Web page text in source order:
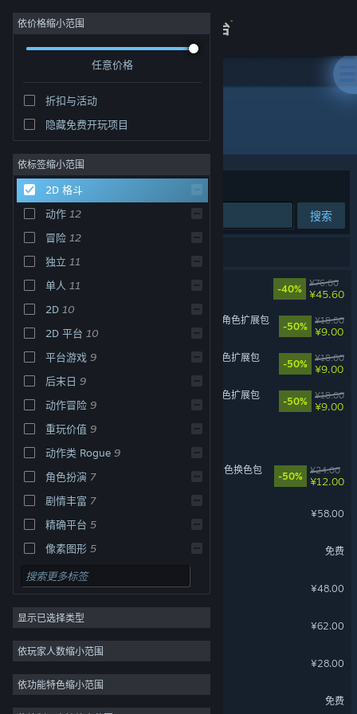
登录
关于
客服
查看桌面版网站
关于蒸汽平台|退款政策
不良内容举报投诉|侵权投诉
微博 微信
依价格缩小范围
任意价格
折扣与活动
隐藏免费开玩项目
依标签缩小范围
2D 格斗
动作 12
冒险 12
独立 11
单人 11
2D 10
2D 平台 10
平台游戏 9
后末日 9
动作冒险 9
重玩价值 9
动作类 Rogue 9
角色扮演 7
剧情丰富 7
精确平台 5
像素图形 5
显示已选择类型
依玩家人数缩小范围
依功能特色缩小范围
2D 格斗
排序依据 相关性
搜索
12 个匹配的搜索结果。
-40%
¥76.00
¥45.60
苍翼：混沌效应 - 黑铁直人 角色扩展包
-50%
¥18.00
¥9.00
苍翼：混沌效应 - 芭烈特 角色扩展包
-50%
¥18.00
¥9.00
苍翼：混沌效应 - 哈札马 角色扩展包
-50%
¥18.00
¥9.00
苍翼：混沌效应【X档案】角色换色包
-50%
¥24.00
¥12.00
¥58.00
免费
¥48.00
¥62.00
¥28.00
绝地鸭卫 试玩版
免费